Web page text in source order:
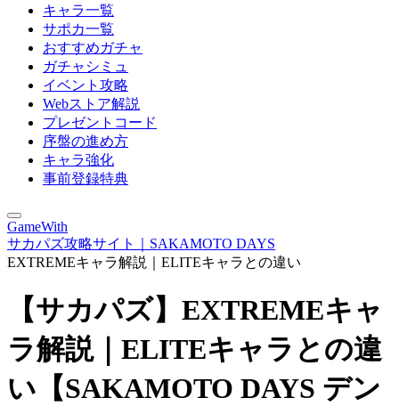
キャラ一覧
サポカ一覧
おすすめガチャ
ガチャシミュ
イベント攻略
Webストア解説
プレゼントコード
序盤の進め方
キャラ強化
事前登録特典
GameWith
サカパズ攻略サイト｜SAKAMOTO DAYS
EXTREMEキャラ解説｜ELITEキャラとの違い
【サカパズ】EXTREMEキャ
ラ解説｜ELITEキャラとの違
い【SAKAMOTO DAYS デン